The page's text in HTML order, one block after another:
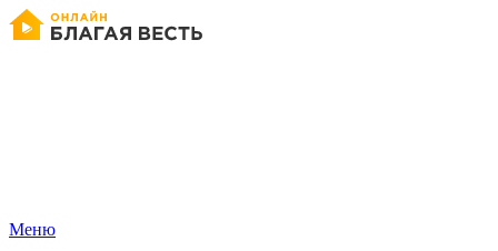
Меню